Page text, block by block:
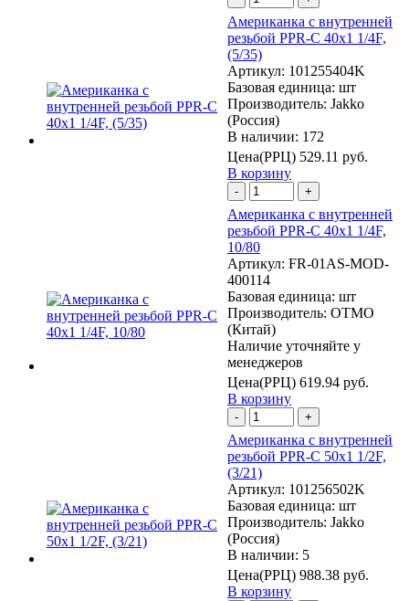
Американка с внутренней
резьбой PPR-C 40х1 1/4F,
(5/35)
Артикул: 101255404K
Базовая единица: шт
Производитель: Jakko
(Россия)
В наличии: 172
Цена(РРЦ) 529.11 руб.
В корзину
- +
Американка с внутренней
резьбой PPR-C 40х1 1/4F,
10/80
Артикул: FR-01AS-MOD-
400114
Базовая единица: шт
Производитель: OTMO
(Китай)
Наличие уточняйте у
менеджеров
Цена(РРЦ) 619.94 руб.
В корзину
- +
Американка с внутренней
резьбой PPR-C 50х1 1/2F,
(3/21)
Артикул: 101256502K
Базовая единица: шт
Производитель: Jakko
(Россия)
В наличии: 5
Цена(РРЦ) 988.38 руб.
В корзину